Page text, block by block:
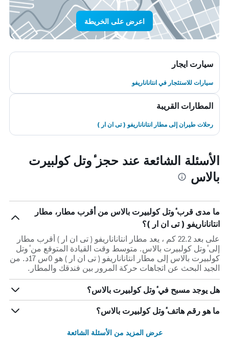
اعرض على الخريطة
سيارت ايجار
سيارات للاستئجار في انتاناناريفو
المطارات القريبة
رحلات طيران إلى مطار انتاناناريفو ( تى ان ار )
الأسئلة الشائعة عند حجز ٔوتل كولبيرت
بالاس
ما مدى قرب ٔوتل كولبيرت بالاس من أقرب مطار، مطار
انتاناناريفو ( تى ان ار )؟
على بعد 22.2 كم ، يعد مطار انتاناناريفو ( تى ان ار ) أقرب مطار
إلى ٔوتل كولبيرت بالاس. متوسط وقت القيادة المتوقع من ٔوتل
كولبيرت بالاس إلى مطار انتاناناريفو ( تى ان ار ) هو 0س 17د. من
الجيد البحث عن اتجاهات حركة المرور بين فندقك والمطار.
هل يوجد مسبح في ٔوتل كولبيرت بالاس؟
ما هو رقم هاتف ٔوتل كولبيرت بالاس؟
عرض المزيد من الأسئلة الشائعة